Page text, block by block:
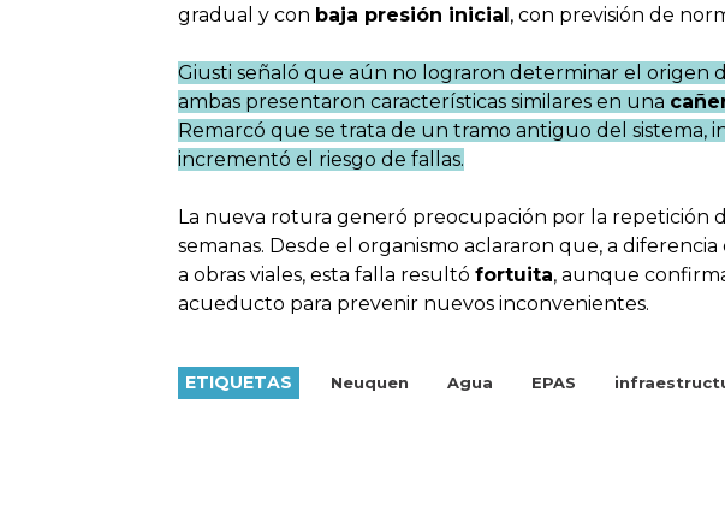
gradual y con baja presión inicial , con previsión de
Giusti señaló que aún no lograron determinar el origen
ambas presentaron características similares en una
Remarcó que se trata de un tramo antiguo del sistema,
incrementó el riesgo de fallas.
La nueva rotura generó preocupación por la repetición
semanas. Desde el organismo aclararon que, a
a obras viales, esta falla resultó fortuita, aunque
acueducto para prevenir nuevos inconvenientes.
ETIQUETAS Neuquen Agua EPAS